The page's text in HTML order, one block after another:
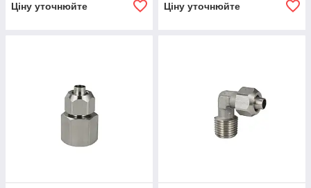
Ціну уточнюйте Ціну уточнюйте